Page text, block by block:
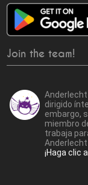
Join the team!
dirigido
embargo,
miembro
trabaja
¡Haga clic